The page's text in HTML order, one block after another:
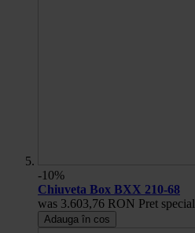
-10%
Chiuveta Box BXX 210-68
was 3.603,76 RON Pret special
Adauga în cos